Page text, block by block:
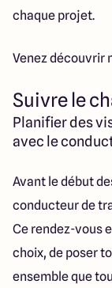
chaque projet.
Venez découvrir
Suivre le
Planifier des
avec le
Avant le début
conducteur de
Ce rendez-vous
choix, de poser
ensemble que